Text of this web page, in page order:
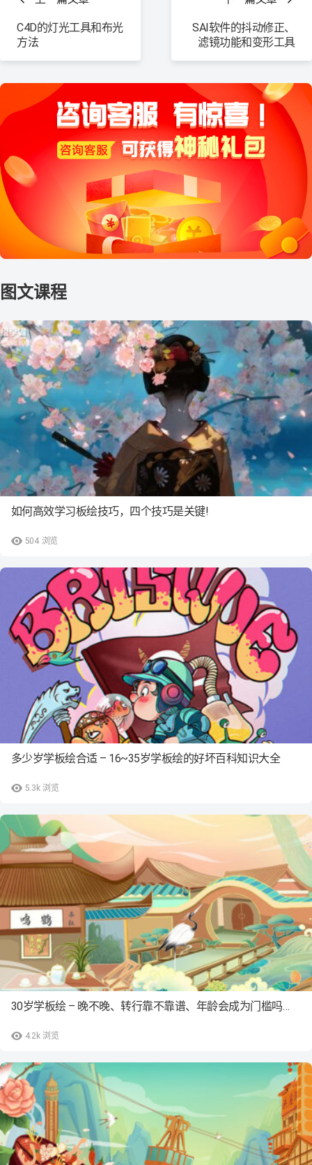
C4D的灯光工具和布光
方法
SAI软件的抖动修正、
滤镜功能和变形工具
504 浏览
如何高效学习板绘技巧，四个技巧是关键!
5.3k 浏览
多少岁学板绘合适 – 16~35岁学板绘的好坏百科知识大全
4.2k 浏览
30岁学板绘 – 晚不晚、转行靠不靠谱、年龄会成为门槛吗…